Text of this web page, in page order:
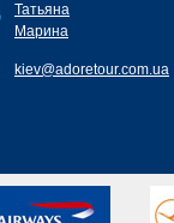
Татьяна
Марина
kiev@adoretour.com.ua